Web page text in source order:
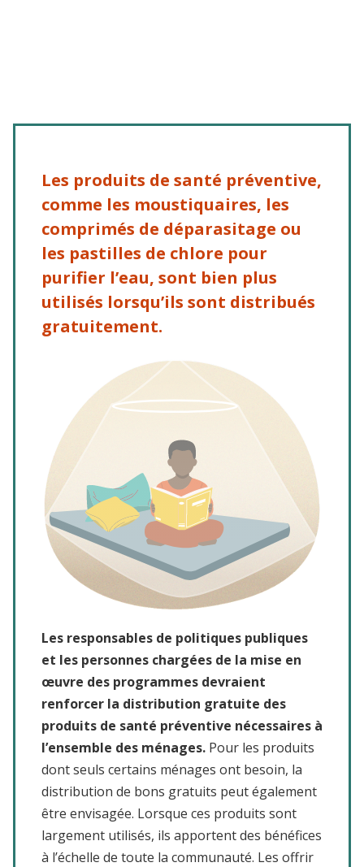
Les produits de santé préventive,
comme les moustiquaires, les
comprimés de déparasitage ou
les pastilles de chlore pour
purifier l’eau, sont bien plus
utilisés lorsqu’ils sont distribués
gratuitement.
Les responsables de politiques publiques
et les personnes chargées de la mise en
œuvre des programmes devraient
renforcer la distribution gratuite des
produits de santé préventive nécessaires à
l’ensemble des ménages. Pour les produits
dont seuls certains ménages ont besoin, la
distribution de bons gratuits peut également
être envisagée. Lorsque ces produits sont
largement utilisés, ils apportent des bénéfices
à l’échelle de toute la communauté. Les offrir